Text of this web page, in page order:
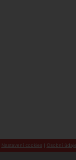
Nastavení cookies | Osobní